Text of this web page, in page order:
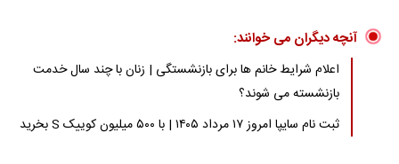
آنچه دیگران می خوانند:
اعلام شرایط خانم ها برای بازنشستگی | زنان با چند سال خدمت
بازنشسته می شوند؟
ثبت نام سایپا امروز ۱۷ مرداد ۱۴۰۵ | با ۵۰۰ میلیون کوییک S بخرید